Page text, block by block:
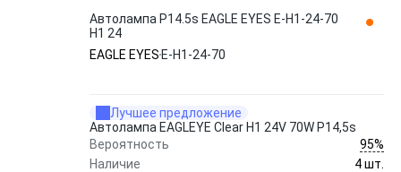
Автолампа P14.5s EAGLE EYES E-H1-24-70
H1 24
EAGLE EYES E-H1-24-70
Лучшее предложение
Автолампа EAGLEYE Clear H1 24V 70W P14,5s
Вероятность
95%
Наличие
4 шт.